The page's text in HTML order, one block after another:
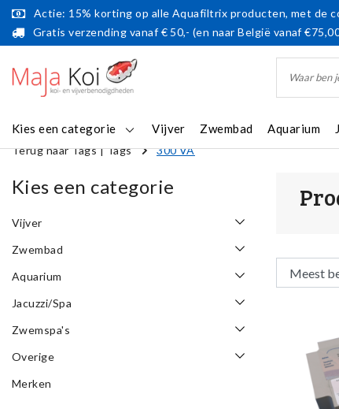
Actie: 15% korting op alle Aquafiltrix producten, met de
Gratis verzending vanaf € 50,- (en naar België vanaf
Kies een categorie Vijver Zwembad Aquarium
Terug naar Tags|Tags 300 VA
Kies een categorie
Vijver
Zwembad
Aquarium
Jacuzzi/Spa
Zwemspa's
Overige
Merken